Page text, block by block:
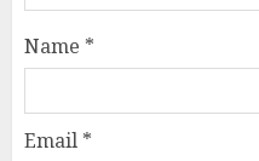
Name *
Email *